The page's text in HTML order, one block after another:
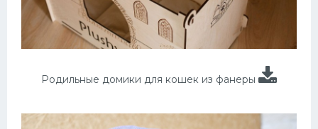
Родильные домики для кошек из фанеры